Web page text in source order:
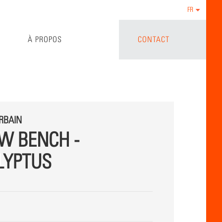
FR
À PROPOS CONTACT
BENCH -